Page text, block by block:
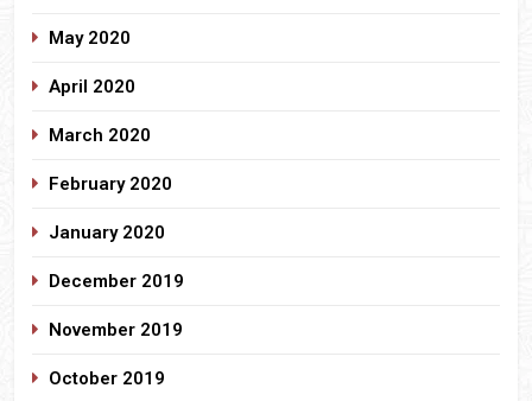
May 2020
April 2020
March 2020
February 2020
January 2020
December 2019
November 2019
October 2019